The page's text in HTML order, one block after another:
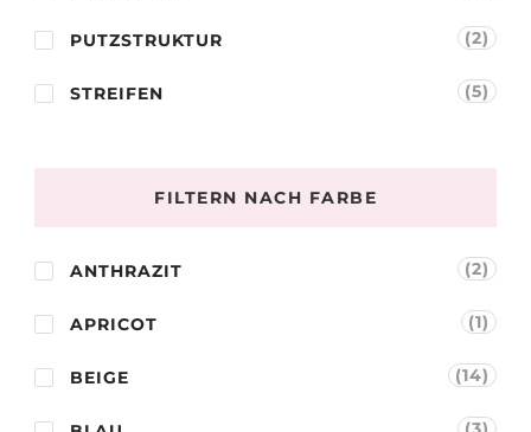
PUTZSTRUKTUR (2)
STREIFEN (5)
FILTERN NACH FARBE
ANTHRAZIT (2)
APRICOT (1)
BEIGE (14)